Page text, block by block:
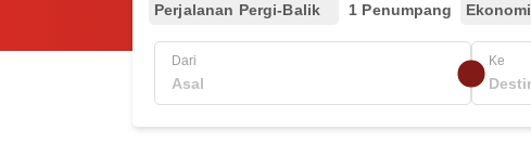
Perjalanan Pergi-Balik 1 Penumpang Ekonomi
Dari Ke